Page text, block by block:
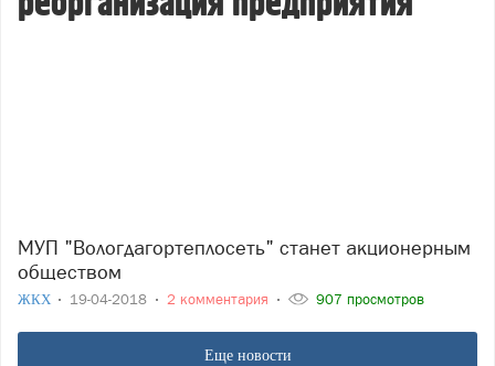
МУП "Вологдагортеплосеть" станет акционерным
обществом
ЖКХ 19-04-2018 2 комментария 907 просмотров
Еще новости